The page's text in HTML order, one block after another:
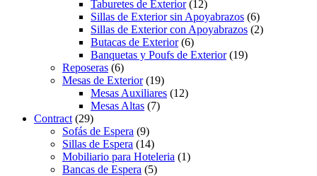
Taburetes de Exterior(12)
Sillas de Exterior sin Apoyabrazos (6)
Sillas de Exterior con Apoyabrazos (2)
Butacas de Exterior(6)
Banquetas y Poufs de Exterior(19)
Reposeras (6)
Mesas de Exterior(19)
Mesas Auxiliares (12)
Mesas Altas (7)
Contract (29)
Sofás de Espera (9)
Sillas de Espera (14)
Mobiliario para Hoteleria (1)
Bancas de Espera (5)